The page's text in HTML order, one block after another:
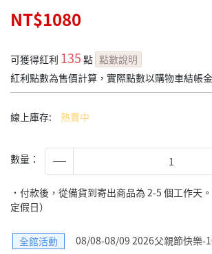
NT$1080
可獲得紅利 135 點 點數說明
紅利點數為售價計算，實際點數以購物車結帳
線上庫存: 熱賣中
數量：
˙付款後，從備貨到寄出商品為 2-5 個工作天
定假日）
全館活動
08/08-08/09 2026父親節快樂-